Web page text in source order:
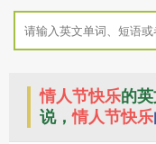
情人节快乐的
说，情人节快乐